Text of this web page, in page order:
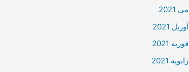
می 2021
آوریل 2021
فوریه 2021
ژانویه 2021